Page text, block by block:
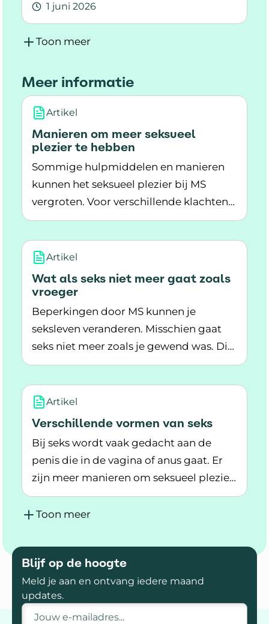
1 juni 2026
Lees meer over Bewegen met MS: denken in
Toon meer
Meer informatie
Artikel
Manieren om meer seksueel
plezier te hebben
Sommige hulpmiddelen en manieren
kunnen het seksueel plezier bij MS
vergroten. Voor verschillende klachten
zijn er oplossingen.
Lees meer over Manieren om meer seksueel
Artikel
Wat als seks niet meer gaat zoals
vroeger
Beperkingen door MS kunnen je
seksleven veranderen. Misschien gaat
seks niet meer zoals je gewend was. Dit
kan tegenvallen.
Lees meer over Wat als seks niet meer gaat
Artikel
Verschillende vormen van seks
Bij seks wordt vaak gedacht aan de
penis die in de vagina of anus gaat. Er
zijn meer manieren om seksueel plezier
te hebben. Het is belangrijk om te doen
wat bij je past.
Lees meer over Verschillende vormen van seks
Toon meer
Blijf op de hoogte
Meld je aan en ontvang iedere maand
updates.
E-mailadres